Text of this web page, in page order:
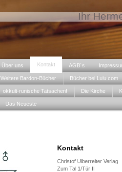
Ihr
Über uns Kontakt AGB´s
Weitere Bardon-Bücher Bücher bei Lulu.com
okkult-runische Tatsachen! Die Kirche
Das Neueste
Kontakt
Christof Uiberreiter Verlag
Zum Tal 1/Tür II